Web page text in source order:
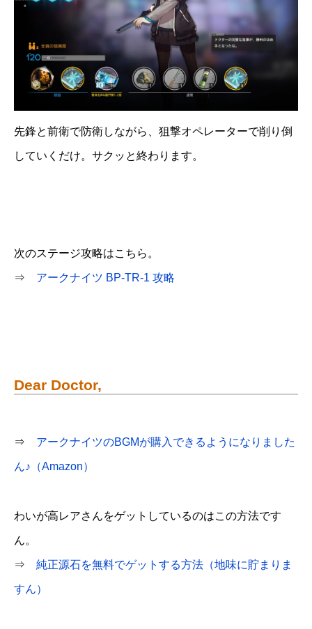
先鋒と前衛で防衛しながら、狙撃オペレーターで削り倒
していくだけ。サクッと終わります。
次のステージ攻略はこちら。
⇒ アークナイツ BP-TR-1 攻略
Dear Doctor,
⇒ アークナイツのBGMが購入できるようになりました
ん♪（Amazon）
わいが高レアさんをゲットしているのはこの方法です
ん。
⇒ 純正源石を無料でゲットする方法（地味に貯まりま
すん）